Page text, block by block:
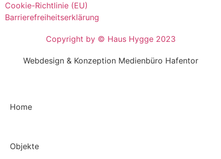
Cookie-Richtlinie (EU)
Barrierefreiheitserklärung
Copyright by © Haus Hygge 2023
Webdesign & Konzeption Medienbüro Hafentor
Home
Objekte